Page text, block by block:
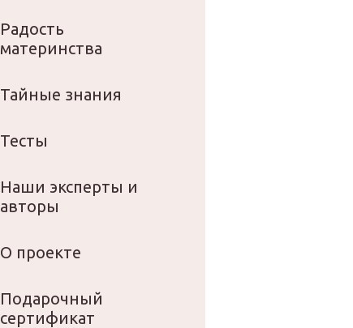
Радость
материнства
Тайные знания
Тесты
Наши эксперты и
авторы
О проекте
Подарочный
сертификат